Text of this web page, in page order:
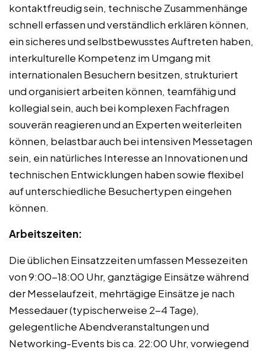
kontaktfreudig sein, technische Zusammenhänge
schnell erfassen und verständlich erklären können,
ein sicheres und selbstbewusstes Auftreten haben,
interkulturelle Kompetenz im Umgang mit
internationalen Besuchern besitzen, strukturiert
und organisiert arbeiten können, teamfähig und
kollegial sein, auch bei komplexen Fachfragen
souverän reagieren und an Experten weiterleiten
können, belastbar auch bei intensiven Messetagen
sein, ein natürliches Interesse an Innovationen und
technischen Entwicklungen haben sowie flexibel
auf unterschiedliche Besuchertypen eingehen
können.
Arbeitszeiten:
Die üblichen Einsatzzeiten umfassen Messezeiten
von 9:00-18:00 Uhr, ganztägige Einsätze während
der Messelaufzeit, mehrtägige Einsätze je nach
Messedauer (typischerweise 2-4 Tage),
gelegentliche Abendveranstaltungen und
Networking-Events bis ca. 22:00 Uhr, vorwiegend